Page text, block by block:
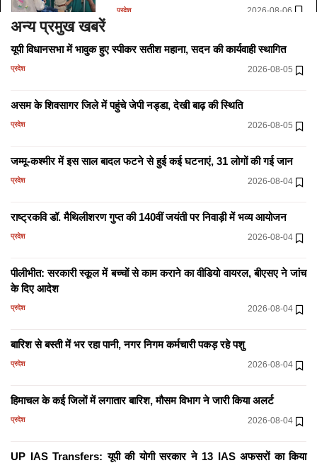
प्रदेश 2026-08-06
सामाजिक विकास को दी नई गति
चाकसू में कांग्रेस सम्मेलन, चिरंजीव राव ने संगठन
विस्तार और चुनावी रणनीति पर दिया जोर
झारखंडः मानसून सत्र की शुरुआत, जनहित के मुद्दों
दलमा में नक्सली साजिश नाकाम, हथियारों का
प्रदेश 2026-08-06
Jhansi: भीषण सड़क हादसे में अतीक अहमद के
प्रदेश
हिमाचल में भारी बारिश की चेतावनी, नदियों का
प्रदेश 2026-08-06
सितंबर तक सुधार का मौका
अन्य प्रमुख खबरें
यूपी विधानसभा में भावुक हुए स्पीकर सतीश महाना, सदन की कार्यवाही स्थागित
प्रदेश 2026-08-05
असम के शिवसागर जिले में पहुंचे जेपी नड्डा, देखी बाढ़ की स्थिति
प्रदेश 2026-08-05
जम्मू-कश्मीर में इस साल बादल फटने से हुई कई घटनाएं, 31 लोगों की गई जान
प्रदेश 2026-08-04
राष्ट्रकवि डॉ. मैथिलीशरण गुप्त की 140वीं जयंती पर निवाड़ी में भव्य आयोजन
प्रदेश 2026-08-04
पीलीभीत: सरकारी स्कूल में बच्चों से काम कराने का वीडियो वायरल, बीएसए ने जांच
के दिए आदेश
प्रदेश 2026-08-04
बारिश से बस्ती में भर रहा पानी, नगर निगम कर्मचारी पकड़ रहे पशु
प्रदेश 2026-08-04
हिमाचल के कई जिलों में लगातार बारिश, मौसम विभाग ने जारी किया अलर्ट
प्रदेश 2026-08-04
UP IAS Transfers: यूपी की योगी सरकार ने 13 IAS अफसरों का किया